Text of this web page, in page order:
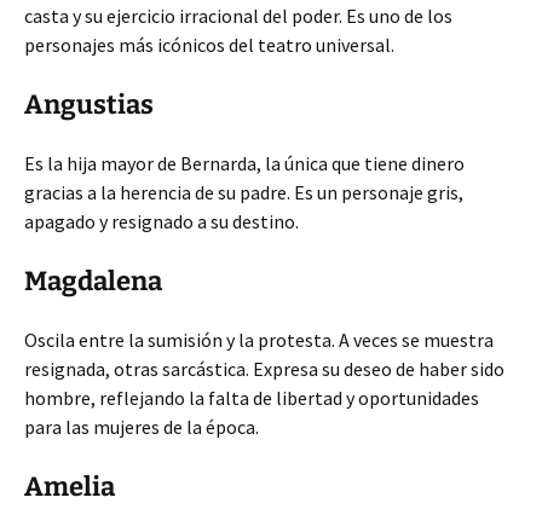
casta y su ejercicio irracional del poder. Es uno de los
personajes más icónicos del teatro universal.
Angustias
Es la hija mayor de Bernarda, la única que tiene dinero
gracias a la herencia de su padre. Es un personaje gris,
apagado y resignado a su destino.
Magdalena
Oscila entre la sumisión y la protesta. A veces se muestra
resignada, otras sarcástica. Expresa su deseo de haber sido
hombre, reflejando la falta de libertad y oportunidades
para las mujeres de la época.
Amelia